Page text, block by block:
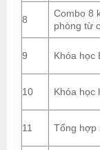
8
Combo 8
phòng từ
9 Khóa học
10 Khóa học
11 Tổng hợp